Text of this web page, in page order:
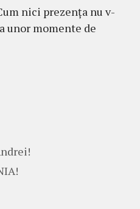
nici prezența nu v-
unor momente de